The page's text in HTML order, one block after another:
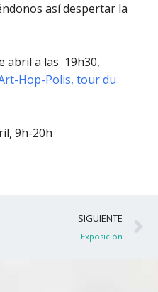
así despertar la
abril a las 19h30,
Hop-Polis, tour du
9h-20h
SIGUIENTE
Exposición